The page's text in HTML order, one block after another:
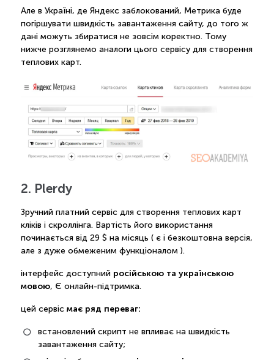
Але в Україні, де Яндекс заблокований, Метрика буде
погіршувати швидкість завантаження сайту, до того ж
дані можуть збиратися не зовсім коректно. Тому
нижче розглянемо аналоги цього сервісу для створення
теплових карт.
2. Plerdy
Зручний платний сервіс для створення теплових карт
кліків і скроллінга. Вартість його використання
починається від 29 $ на місяць ( є і безкоштовна версія,
але з дуже обмеженим функціоналом ).
інтерфейс доступний російською та українською
мовою, Є онлайн-підтримка.
цей сервіс має ряд переваг:
встановлений скрипт не впливає на швидкість
завантаження сайту;